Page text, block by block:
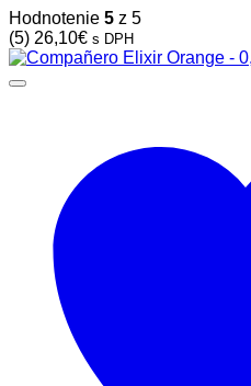
Hodnotenie 5 z 5
(5) 26,10€ s DPH